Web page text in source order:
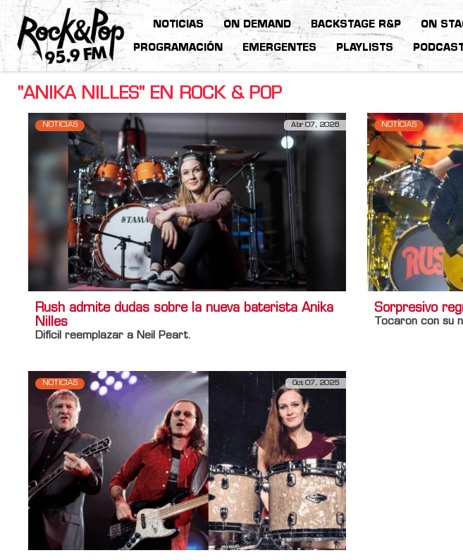
NOTICIAS ON DEMAND BACKSTAGE R&P ON
PROGRAMACIÓN EMERGENTES PLAYLISTS
"ANIKA NILLES" EN ROCK & POP
NOTICIAS Abr 07, 2026
Rush admite dudas sobre la nueva baterista Anika
Nilles
Difícil reemplazar a Neil Peart.
NOTICIAS
Sorpresivo
Tocaron con su
NOTICIAS Oct 07, 2025